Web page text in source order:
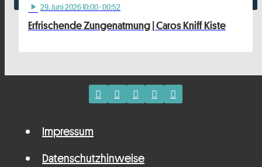
play_arrow 29. Juni 2026 10:00· 00:52
Erfrischende Zungenatmung | Caros Kniff Kiste
Impressum
Datenschutzhinweise